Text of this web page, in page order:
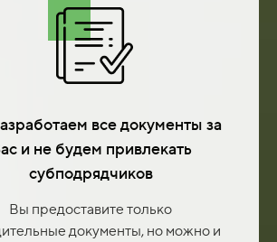
все документы за
и не будем привлекать
субподрядчиков
Вы предоставите только
документы, но можно и